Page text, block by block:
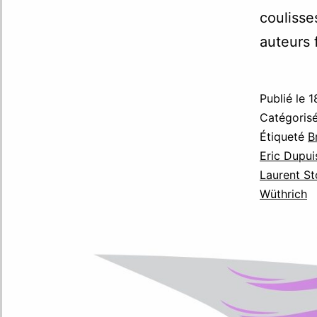
auteurs
Publié le
Étiqueté
Eric
Laurent
Wüthrich